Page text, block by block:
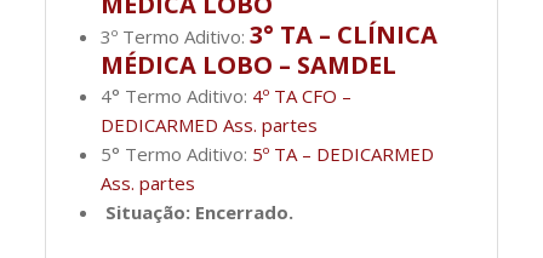
3º Termo Aditivo:3° TA – CLÍNICA
MÉDICA LOBO – SAMDEL
4° Termo Aditivo: 4º TA CFO –
DEDICARMED Ass. partes
5° Termo Aditivo: 5º TA – DEDICARMED
Ass. partes
Situação: Encerrado.